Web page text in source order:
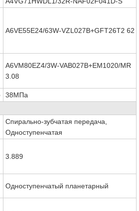
A6VE55E24/63W-VZL027B+GFT26T2 62
A6VM80EZ4/3W-VAB027B+EM1020/MR
3.08
38МПа
Спирально-зубчатая передача,
Одноступенчатая
3.889
Одноступенчатый планетарный